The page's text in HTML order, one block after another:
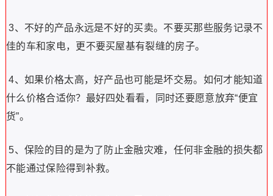
3、不好的产品永远是不好的买卖。不要买那些服务记录不
佳的车和家电，更不要买屋基有裂缝的房子。
4、如果价格太高，好产品也可能是坏交易。如何才能知道
什么价格合适你？最好四处看看，同时还要愿意放弃“便宜
货”。
5、保险的目的是为了防止金融灾难，任何非金融的损失都
不能通过保险得到补救。